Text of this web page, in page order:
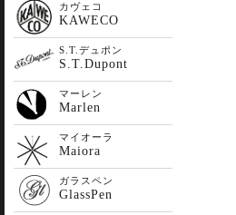
カヴェコ
KAWECO
S.T.デュポン
S.T.Dupont
マーレン
Marlen
マイオーラ
Maiora
ガラスペン
GlassPen